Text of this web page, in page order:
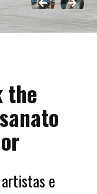
the
e